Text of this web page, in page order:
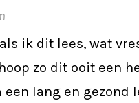
ik dit lees, wat
zo dit ooit een
lang en gezond